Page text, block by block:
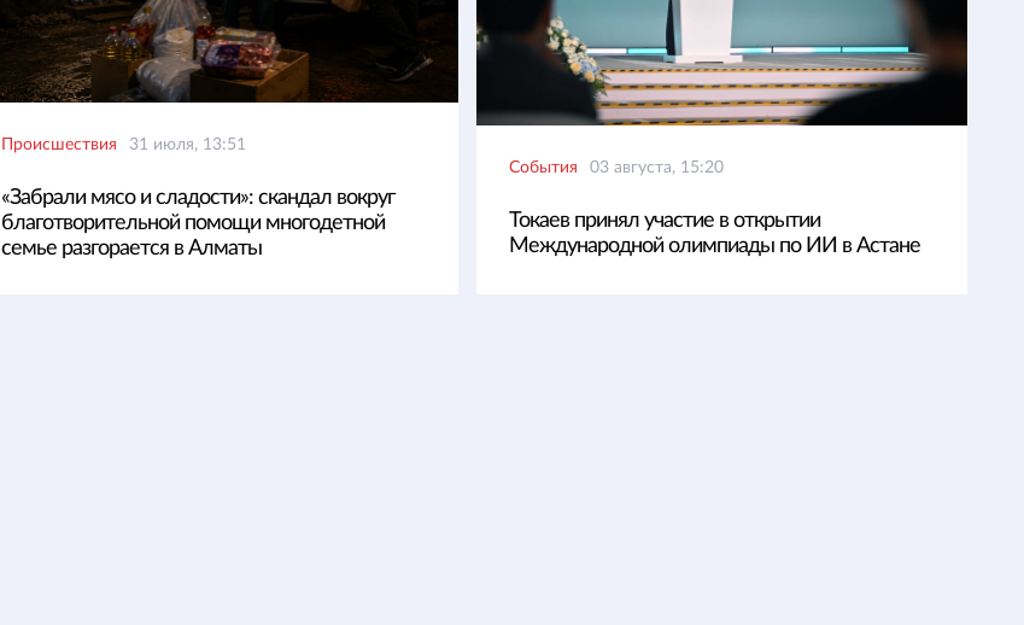
Происшествия 31 июля, 13:51
«Забрали мясо и сладости»: скандал вокруг
благотворительной помощи многодетной
семье разгорается в Алматы
События 03 августа, 15:20
Токаев принял участие в открытии
Международной олимпиады по ИИ в Астане